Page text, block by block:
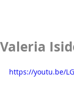
Valeria
https://youtu.be/